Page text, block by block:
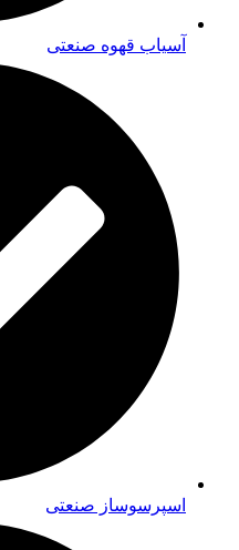
آسیاب قهوه صنعتی
اسپرسوساز صنعتی